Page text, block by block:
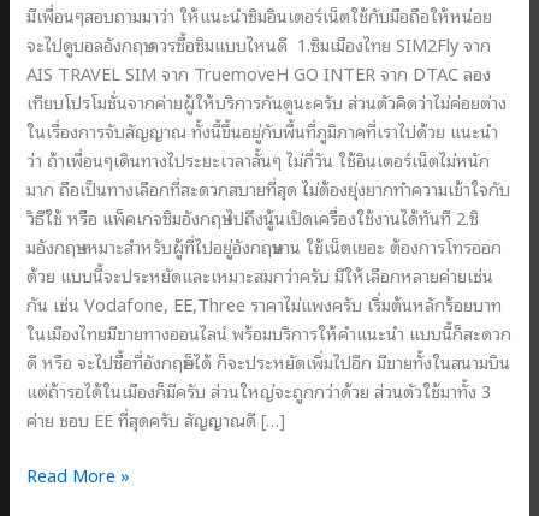
มีเพื่อนๆสอบถามมาว่า ให้แนะนำซิมอินเตอร์เน็ตใช้กับมือถือให้หน่อย
จะไปดูบอลอังกฤษ ควรซื้อซิมแบบไหนดี 1.ซิมเมืองไทย SIM2Fly จาก
AIS TRAVEL SIM จาก TruemoveH GO INTER จาก DTAC ลอง
เทียบโปรโมชั่นจากค่ายผู้ให้บริการกันดูนะครับ ส่วนตัวคิดว่าไม่ค่อยต่าง
ในเรื่องการจับสัญญาณ ทั้งนี้ขึ้นอยู่กับพื้นที่ภูมิภาคที่เราไปด้วย แนะนำ
ว่า ถ้าเพื่อนๆเดินทางไประยะเวลาสั้นๆ ไม่กี่วัน ใช้อินเตอร์เน็ตไม่หนัก
มาก ถือเป็นทางเลือกที่สะดวกสบายที่สุด ไม่ต้องยุ่งยากทำความเข้าใจกับ
วิธีใช้ หรือ แพ็คเกจซิมอังกฤษ ไปถึงนู้นเปิดเครื่องใช้งานได้ทันที 2.ซิ
มอังกฤษ เหมาะสำหรับผู้ที่ไปอยู่อังกฤษนาน ใช้เน็ตเยอะ ต้องการโทรออก
ด้วย แบบนี้จะประหยัดและเหมาะสมกว่าครับ มีให้เลือกหลายค่ายเช่น
กัน เช่น Vodafone, EE,Three ราคาไม่แพงครับ เริ่มต้นหลักร้อยบาท
ในเมืองไทยมีขายทางออนไลน์ พร้อมบริการให้คำแนะนำ แบบนี้ก็สะดวก
ดี หรือ จะไปซื้อที่อังกฤษก็ได้ ก็จะประหยัดเพิ่มไปอีก มีขายทั้งในสนามบิน
แต่ถ้ารอได้ในเมืองก็มีครับ ส่วนใหญ่จะถูกกว่าด้วย ส่วนตัวใช้มาทั้ง 3
ค่าย ชอบ EE ที่สุดครับ สัญญาณดี […]
ไป
Read More »